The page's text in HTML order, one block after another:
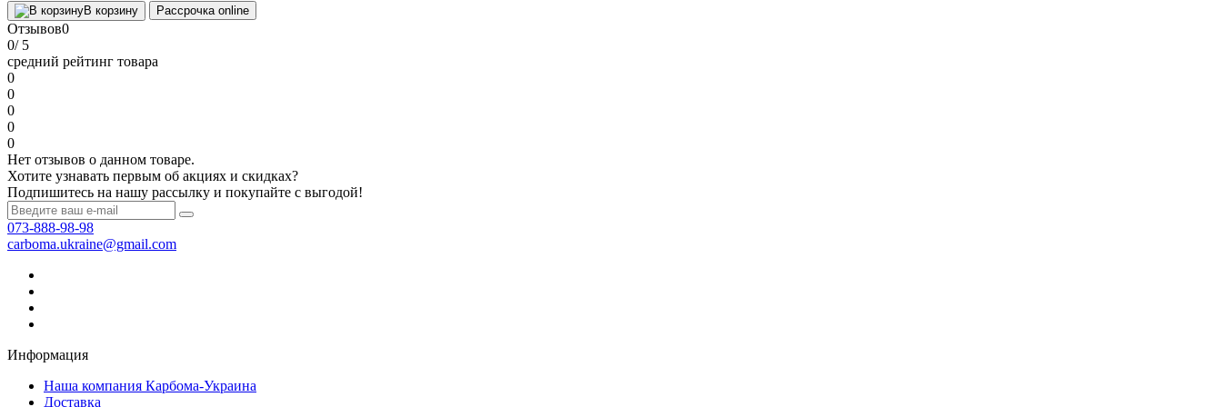
В корзину Рассрочка online
Отзывов0
0/ 5
средний рейтинг товара
0
0
0
0
0
Нет отзывов о данном товаре.
Хотите узнавать первым об акциях и скидках?
Подпишитесь на нашу рассылку и покупайте с выгодой!
073-888-98-98
carboma.ukraine@gmail.com
Информация
Наша компания Карбома-Украина
Доставка